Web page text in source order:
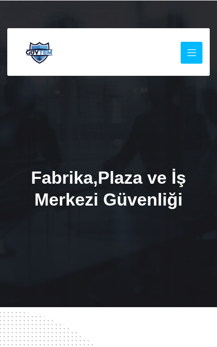
Fabrika,Plaza ve İş
Merkezi Güvenliği